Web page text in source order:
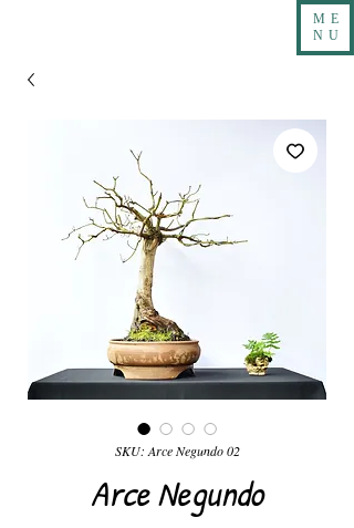
ME
NU
SKU: Arce Negundo 02
Arce Negundo